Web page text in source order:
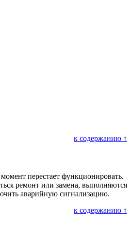
к содержанию ↑
перестает функционировать.
ремонт или замена, выполняются
аварийную сигнализацию.
к содержанию ↑